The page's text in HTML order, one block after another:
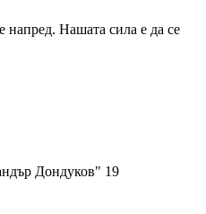
напред. Нашата сила е да се
Дондуков" 19